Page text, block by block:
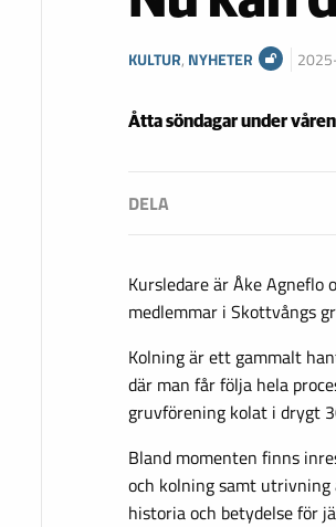
KULTUR, NYHETER
Åtta söndagar under
Kursledare är Åke Agneflo
medlemmar i Skottvångs
Kolning är ett gammalt
där man får följa hela
gruvförening kolat i drygt
Bland momenten finns
och kolning samt utrivning
historia och betydelse för